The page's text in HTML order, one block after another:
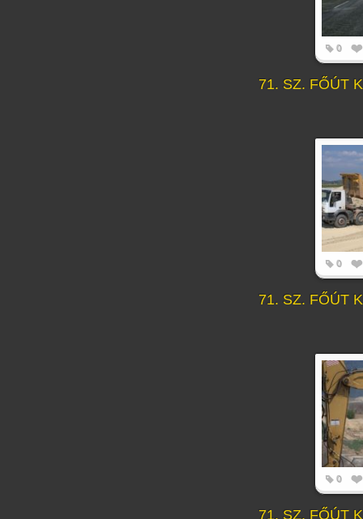
0
71. SZ. FŐÚT
0
71. SZ. FŐÚT
0
71. SZ. FŐÚT